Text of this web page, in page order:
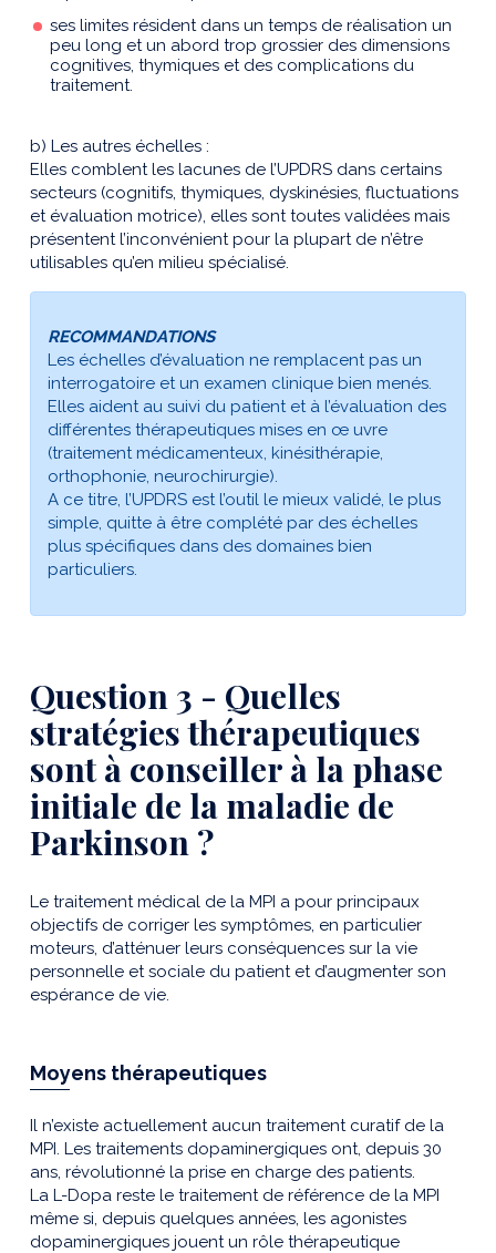
ses limites résident dans un temps de réalisation un
peu long et un abord trop grossier des dimensions
cognitives, thymiques et des complications du
traitement.
b) Les autres échelles :
Elles comblent les lacunes de l’UPDRS dans certains
secteurs (cognitifs, thymiques, dyskinésies, fluctuations
et évaluation motrice), elles sont toutes validées mais
présentent l’inconvénient pour la plupart de n’être
utilisables qu’en milieu spécialisé.
RECOMMANDATIONS
Les échelles d’évaluation ne remplacent pas un
interrogatoire et un examen clinique bien menés.
Elles aident au suivi du patient et à l’évaluation des
différentes thérapeutiques mises en œ uvre
(traitement médicamenteux, kinésithérapie,
orthophonie, neurochirurgie).
A ce titre, l’UPDRS est l’outil le mieux validé, le plus
simple, quitte à être complété par des échelles
plus spécifiques dans des domaines bien
particuliers.
Question 3 - Quelles
stratégies thérapeutiques
sont à conseiller à la phase
initiale de la maladie de
Parkinson ?
Le traitement médical de la MPI a pour principaux
objectifs de corriger les symptômes, en particulier
moteurs, d’atténuer leurs conséquences sur la vie
personnelle et sociale du patient et d’augmenter son
espérance de vie.
Moyens thérapeutiques
Il n’existe actuellement aucun traitement curatif de la
MPI. Les traitements dopaminergiques ont, depuis 30
ans, révolutionné la prise en charge des patients.
La L-Dopa reste le traitement de référence de la MPI
même si, depuis quelques années, les agonistes
dopaminergiques jouent un rôle thérapeutique